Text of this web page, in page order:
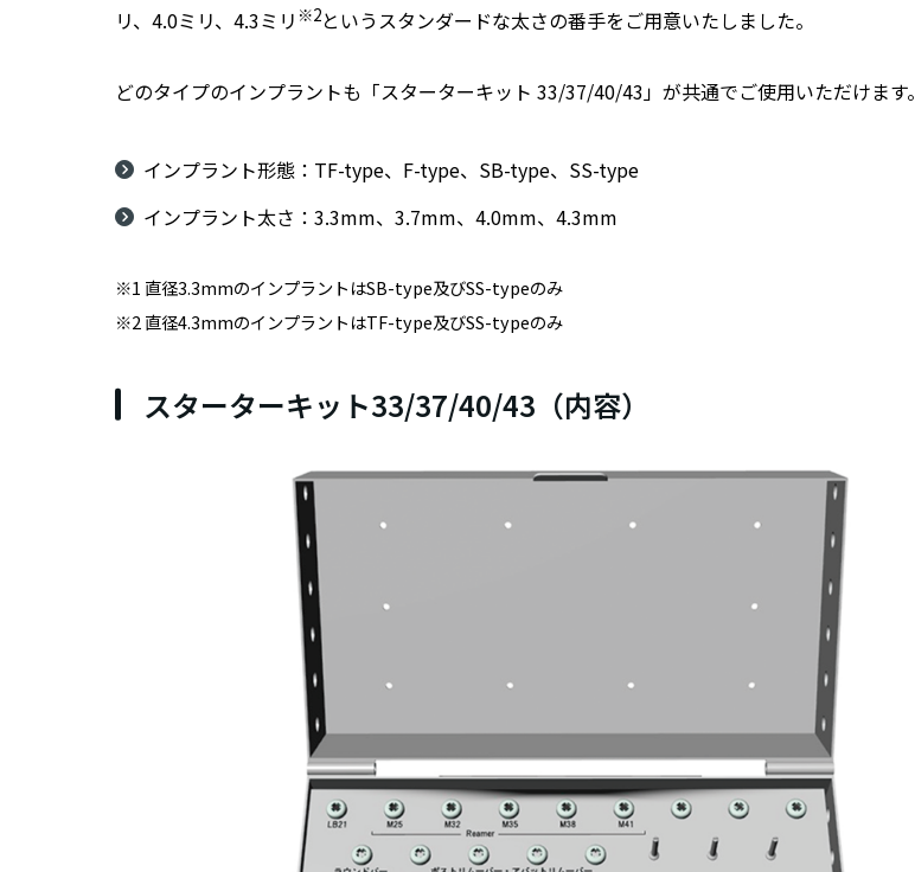
リ、4.0ミリ、4.3ミリ ※2というスタンダードな太さの番手をご用意いたしました。
どのタイプのインプラントも「スターターキット 33/37/40/43」が共通でご使用いただけます。
インプラント形態：TF-type、F-type、SB-type、SS-type
インプラント太さ：3.3mm、3.7mm、4.0mm、4.3mm
※1 直径3.3mmのインプラントはSB-type及びSS-typeのみ
※2 直径4.3mmのインプラントはTF-type及びSS-typeのみ
スターターキット33/37/40/43（内容）